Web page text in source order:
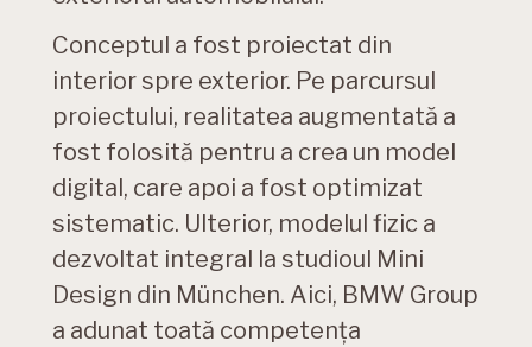
Conceptul a fost proiectat din
interior spre exterior. Pe parcursul
proiectului, realitatea augmentată a
fost folosită pentru a crea un model
digital, care apoi a fost optimizat
sistematic. Ulterior, modelul fizic a
dezvoltat integral la studioul Mini
Design din München. Aici, BMW Group
a adunat toată competenţa